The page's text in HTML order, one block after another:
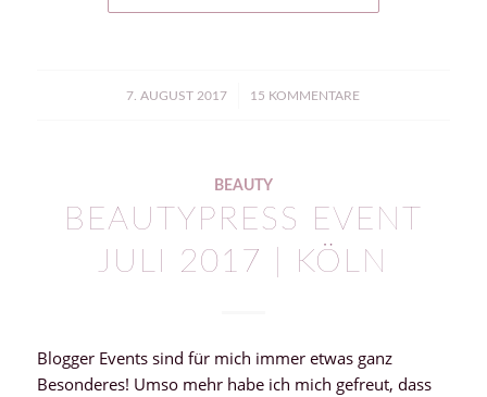
7. AUGUST 2017
/ 15 KOMMENTARE
BEAUTY
BEAUTYPRESS EVENT
JULI 2017 | KÖLN
Blogger Events sind für mich immer etwas ganz
Besonderes! Umso mehr habe ich mich gefreut, dass